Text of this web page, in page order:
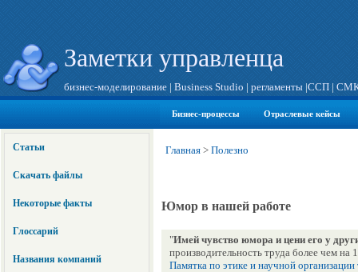
Заметки управленца
бизнес-моделирование | Business Studio | регламенты |ССП |
Бизнес-процессы Отраслевые кейсы
Статьи
Скачать файлы
Некоторые факты
Глоссарий
Названия компаний
Главная > Полезно
Юмор в нашей работе
"Имей чувство юмора и цени его у
производительность труда более чем на
Памятка по этике и научной организации